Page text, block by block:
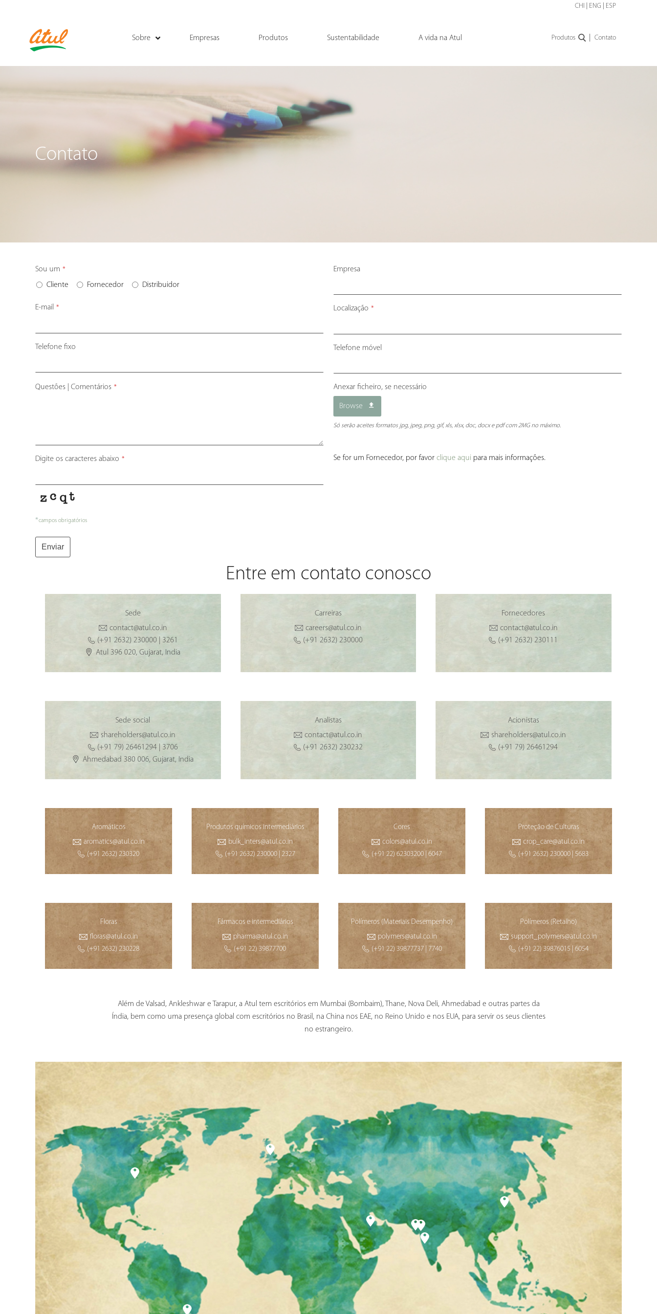
CHI ENG ESP
Sobre Empresas Produtos Sustentabilidade A vida na Atul Produtos Contato
Contato
Website
URL
*
Sou um *
Cliente Fornecedor Distribuidor
E-mail *
Telefone fixo
Empresa
Localização *
Telefone móvel
Questões | Comentários * Anexar ficheiro, se necessário
Browse
Só serão aceites formatos jpg, jpeg, png, gif, xls, xlsx, doc, docx e pdf com 2MG no máximo.
Digite os caracteres abaixo *
*campos obrigatórios
Se for um Fornecedor, por favor clique aqui para mais informações.
Enviar
Entre em contato conosco
Sede
contact@atul.co.in
(+91 2632) 230000 | 3261
Atul 396 020, Gujarat, India
Carreiras
careers@atul.co.in
(+91 2632) 230000
Fornecedores
contact@atul.co.in
(+91 2632) 230111
Sede social
shareholders@atul.co.in
(+91 79) 26461294 | 3706
Ahmedabad 380 006, Gujarat, India
Analistas
contact@atul.co.in
(+91 2632) 230232
Acionistas
shareholders@atul.co.in
(+91 79) 26461294
Aromáticos
aromatics@atul.co.in
(+91 2632) 230320
Produtos químicos intermediários
bulk_inters@atul.co.in
(+91 2632) 230000 | 2327
Cores
colors@atul.co.in
(+91 22) 62303200 | 6047
Proteção de Culturas
crop_care@atul.co.in
(+91 2632) 230000 | 5683
Floras
floras@atul.co.in
(+91 2632) 230228
Fármacos e intermediários
pharma@atul.co.in
(+91 22) 39877700
Polímeros (Materiais Desempenho)
polymers@atul.co.in
(+91 22) 39877737 | 7740
Polímeros (Retalho)
support_polymers@atul.co.in
(+91 22) 39876015 | 6054
Além de Valsad, Ankleshwar e Tarapur, a Atul tem escritórios em Mumbai (Bombaim), Thane, Nova Deli, Ahmedabad e outras partes da
Índia, bem como uma presença global com escritórios no Brasil, na China nos EAE, no Reino Unido e nos EUA, para servir os seus clientes
no estrangeiro.